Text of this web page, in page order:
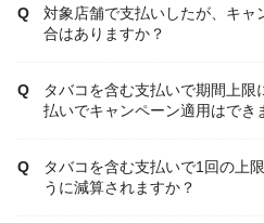
対象店舗で支払いしたが、キャ
合はありますか？
タバコを含む支払いで期間上限
払いでキャンペーン適用はでき
タバコを含む支払いで1回の上
うに減算されますか？